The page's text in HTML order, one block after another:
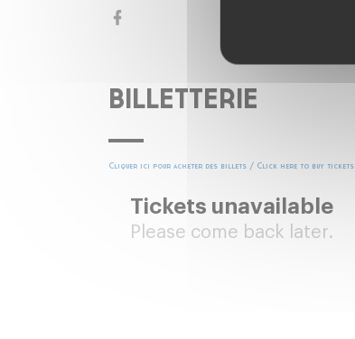
BILLETTERIE
Cliquer ici pour acheter des billets / Click here to buy tickets